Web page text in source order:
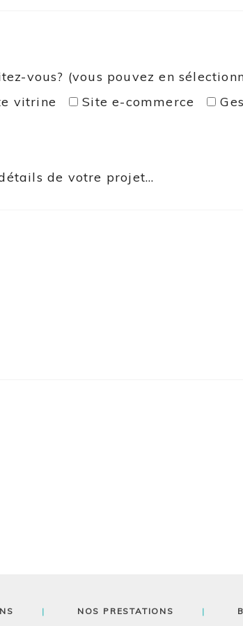
vous? (vous pouvez en
vitrine Site e-commerce
de votre projet...
NOS PRESTATIONS